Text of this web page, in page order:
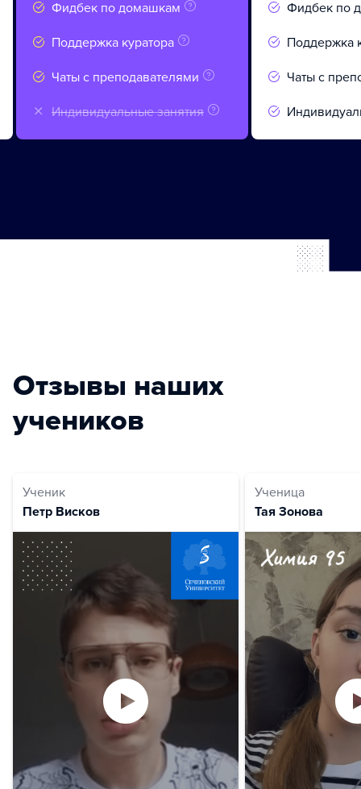
Фидбек по домашкам
Поддержка куратора
Чаты с преподавателями
Индивидуальные занятия
Фидбек по
Поддержка
Чаты с
Отзывы наших
учеников
Ученик
Петр Висков
Ученица
Тая Зонова